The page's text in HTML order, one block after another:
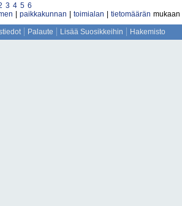
3 4 5 6
paikkakunnan toimialan tietomäärän mukaan
Palaute Lisää Suosikkeihin Hakemisto